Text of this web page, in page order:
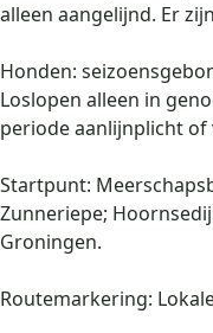
alleen aangelijnd. Er
Honden:
Loslopen alleen in
periode aanlijnplicht
Startpunt:
Zunneriepe;
Groningen.
Routemarkering: